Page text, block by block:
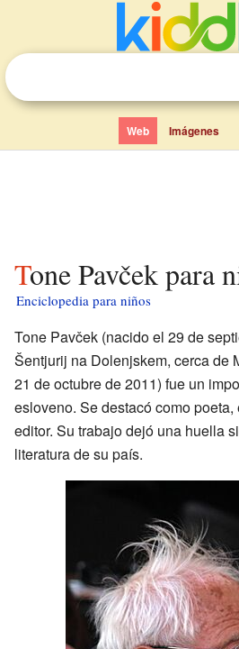
Web Imágenes
Tone Pavček para
Enciclopedia para niños
Tone Pavček (nacido el 29 de
Šentjurij na Dolenjskem, cerca de
21 de octubre de 2011) fue un
esloveno. Se destacó como
editor. Su trabajo dejó una huella
literatura de su país.